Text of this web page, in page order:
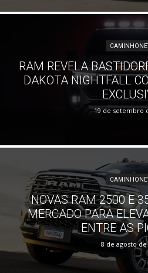
RAM REVELA
DAKOTA NIGHTFALL
19 de setembro
NOVAS RAM 2500 E
MERCADO PARA
ENTRE AS
8 de agosto de